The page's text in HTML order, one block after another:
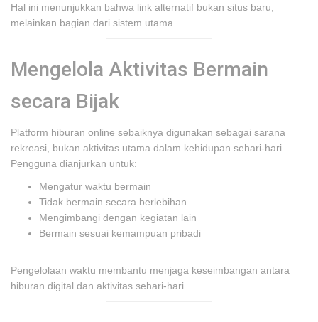
Hal ini menunjukkan bahwa link alternatif bukan situs baru,
melainkan bagian dari sistem utama.
Mengelola Aktivitas Bermain
secara Bijak
Platform hiburan online sebaiknya digunakan sebagai sarana
rekreasi, bukan aktivitas utama dalam kehidupan sehari-hari.
Pengguna dianjurkan untuk:
Mengatur waktu bermain
Tidak bermain secara berlebihan
Mengimbangi dengan kegiatan lain
Bermain sesuai kemampuan pribadi
Pengelolaan waktu membantu menjaga keseimbangan antara
hiburan digital dan aktivitas sehari-hari.